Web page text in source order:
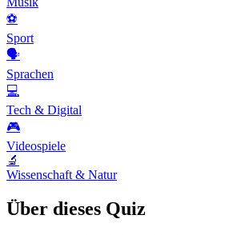
⚽
Sport
🗣️
Sprachen
💻
Tech & Digital
🎮
Videospiele
🔬
Wissenschaft & Natur
Über dieses Quiz